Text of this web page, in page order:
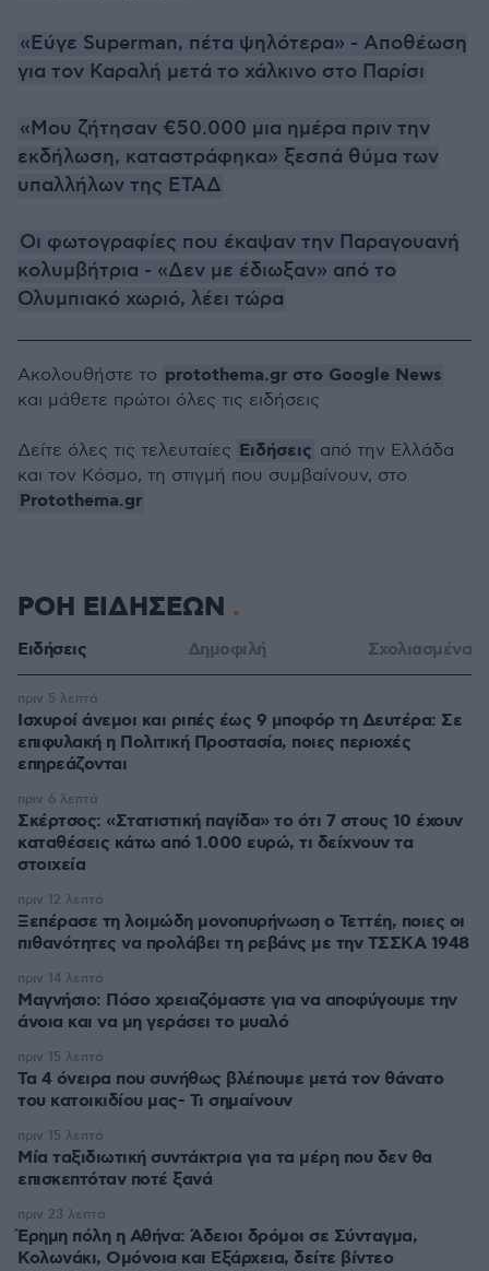
«Εύγε Superman, πέτα ψηλότερα» - Αποθέωση
για τον Καραλή μετά το χάλκινο στο Παρίσι
«Μου ζήτησαν €50.000 μια ημέρα πριν την
εκδήλωση, καταστράφηκα» ξεσπά θύμα των
υπαλλήλων της ΕΤΑΔ
Οι φωτογραφίες που έκαψαν την Παραγουανή
κολυμβήτρια - «Δεν με έδιωξαν» από το
Ολυμπιακό χωριό, λέει τώρα
Ακολουθήστε το protothema.gr στο Google News
και μάθετε πρώτοι όλες τις ειδήσεις
Δείτε όλες τις τελευταίες Ειδήσεις από την Ελλάδα
και τον Κόσμο, τη στιγμή που συμβαίνουν, στο
Protothema.gr
ΡΟΗ ΕΙΔΗΣΕΩΝ
Ειδήσεις Δημοφιλή Σχολιασμένα
Ισχυροί άνεμοι και ριπές έως 9 μποφόρ τη Δευτέρα: Σε
επιφυλακή η Πολιτική Προστασία, ποιες περιοχές
επηρεάζονται
πριν 5 λεπτά
Σκέρτσος: «Στατιστική παγίδα» το ότι 7 στους 10 έχουν
καταθέσεις κάτω από 1.000 ευρώ, τι δείχνουν τα
στοιχεία
πριν 6 λεπτά
Ξεπέρασε τη λοιμώδη μονοπυρήνωση ο Τεττέη, ποιες οι
πιθανότητες να προλάβει τη ρεβάνς με την ΤΣΣΚΑ 1948
πριν 12 λεπτά
Μαγνήσιο: Πόσο χρειαζόμαστε για να αποφύγουμε την
άνοια και να μη γεράσει το μυαλό
πριν 14 λεπτά
Τα 4 όνειρα που συνήθως βλέπουμε μετά τον θάνατο
του κατοικιδίου μας- Τι σημαίνουν
πριν 15 λεπτά
Μία ταξιδιωτική συντάκτρια για τα μέρη που δεν θα
επισκεπτόταν ποτέ ξανά
πριν 15 λεπτά
Έρημη πόλη η Αθήνα: Άδειοι δρόμοι σε Σύνταγμα,
Κολωνάκι, Ομόνοια και Εξάρχεια, δείτε βίντεο
πριν 23 λεπτά